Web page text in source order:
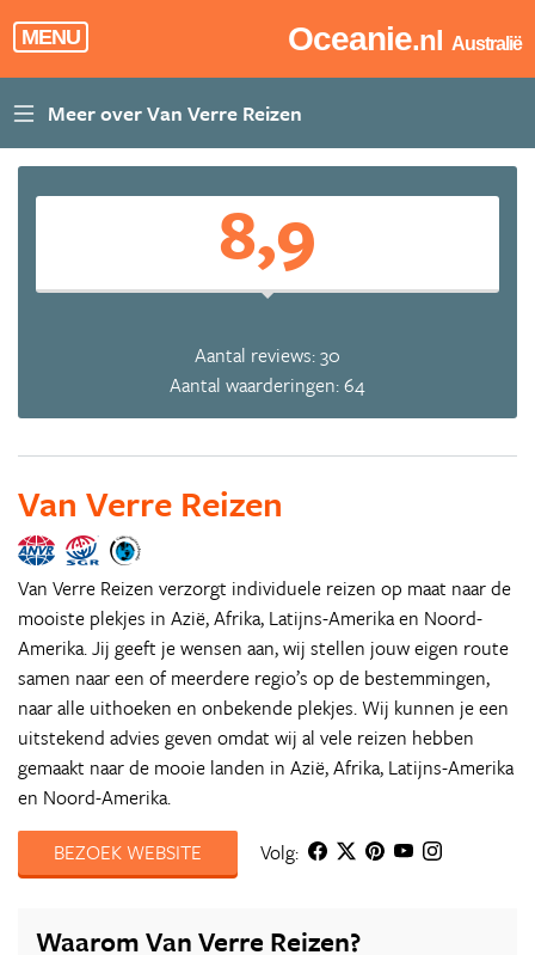
MENU Oceanie.nl Australië
8,9
Aantal reviews: 30
Aantal waarderingen: 64
Van Verre Reizen
Van Verre Reizen verzorgt individuele reizen op maat naar de
mooiste plekjes in Azië, Afrika, Latijns-Amerika en Noord-
Amerika. Jij geeft je wensen aan, wij stellen jouw eigen route
samen naar een of meerdere regio’s op de bestemmingen,
naar alle uithoeken en onbekende plekjes. Wij kunnen je een
uitstekend advies geven omdat wij al vele reizen hebben
gemaakt naar de mooie landen in Azië, Afrika, Latijns-Amerika
en Noord-Amerika.
BEZOEK WEBSITE
Volg:
Waarom Van Verre Reizen?